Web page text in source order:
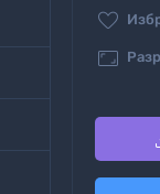

